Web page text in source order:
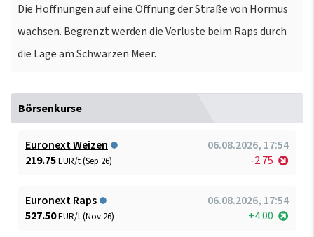
Die Hoffnungen auf eine Öffnung der Straße von Hormus
wachsen. Begrenzt werden die Verluste beim Raps durch
die Lage am Schwarzen Meer.
Börsenkurse
Euronext Weizen
06.08.2026, 17:54
219.75EUR/t (Sep 26) -2.75
Euronext Raps
06.08.2026, 17:54
527.50EUR/t (Nov 26) +4.00